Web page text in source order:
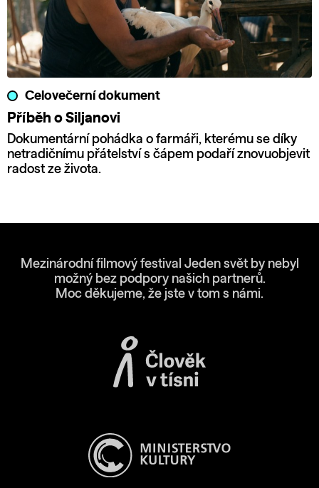
Celovečerní dokument
Příběh o Siljanovi
Dokumentární pohádka o farmáři, kterému se díky
netradičnímu přátelství s čápem podaří znovuobjevit
radost ze života.
Mezinárodní filmový festival Jeden svět by nebyl
možný bez podpory našich partnerů.
Moc děkujeme, že jste v tom s námi.